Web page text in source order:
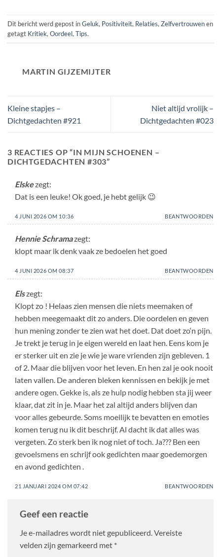
Dit bericht werd gepost inGeluk, Positiviteit, Relaties, Zelfvertrouwenen
getagt Kritiek, Oordeel, Tips.
MARTIN GIJZEMIJTER
Kleine stapjes –
Dichtgedachten #921
Niet altijd vrolijk –
Dichtgedachten #023
3 REACTIES OP “IN MIJN SCHOENEN –
DICHTGEDACHTEN #303”
Elskezegt:
Dat is een leuke! Ok goed, je hebt gelijk 😉
4 JUNI 2026 OM 10:36 BEANTWOORDEN
Hennie Schramazegt:
klopt maar ik denk vaak ze bedoelen het goed
4 JUNI 2026 OM 08:37 BEANTWOORDEN
Elszegt:
Klopt zo ! Helaas zien mensen die niets meemaken of
hebben meegemaakt dit zo anders. Die oordelen en geven
hun mening zonder te zien wat het doet. Dat doet zo‘n pijn.
Je trekt je terug in je eigen wereld en laat hen. Eens kom je
er sterker uit en zie je wie je ware vrienden zijn gebleven. 1
of 2. Maar die blijven voor het leven. En hen zal je ook nooit
laten vallen. De anderen bleken kennissen en bekijk je met
andere ogen. Gekke is, als ze hulp nodig hebben sta jij weer
klaar, dat zit in je. Maar het zal altijd anders blijven dan
voor alles gebeurde. Soms moeilijk te bevatten en emoties
komen terug nu ik dit beschrijf. Al dacht ik dat alles was
vergeten. Zo sterk ben ik nog niet of toch. Ja??? Ben een
gevoelsmens en schrijf ook gedichten maar goedemorgen
en avond gedichten .
21 JANUARI 2024 OM 07:42 BEANTWOORDEN
Geef een reactie
Je e-mailadres wordt niet gepubliceerd.Vereiste
velden zijn gemarkeerd met *